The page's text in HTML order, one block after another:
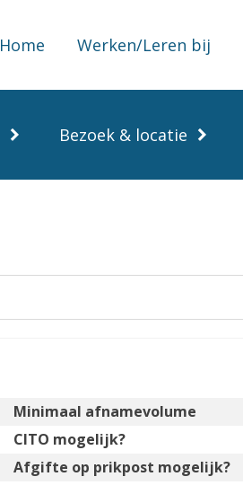
Home Werken/Leren bij
Bezoek & locatie
Minimaal afnamevolume
CITO mogelijk?
Afgifte op prikpost mogelijk?